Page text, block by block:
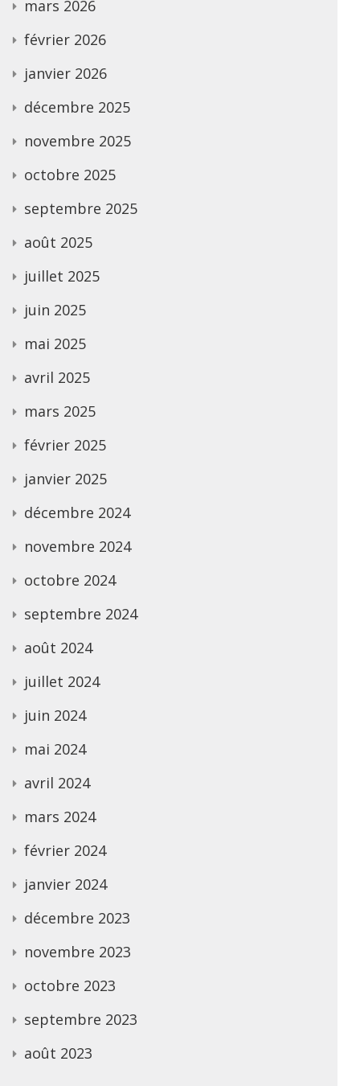
mars 2026
février 2026
janvier 2026
décembre 2025
novembre 2025
octobre 2025
septembre 2025
août 2025
juillet 2025
juin 2025
mai 2025
avril 2025
mars 2025
février 2025
janvier 2025
décembre 2024
novembre 2024
octobre 2024
septembre 2024
août 2024
juillet 2024
juin 2024
mai 2024
avril 2024
mars 2024
février 2024
janvier 2024
décembre 2023
novembre 2023
octobre 2023
septembre 2023
août 2023